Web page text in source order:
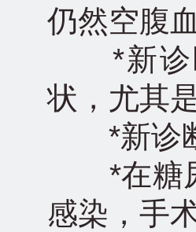
仍然空腹
*新诊断
状，尤其
*新诊断
*在糖尿
感染，手